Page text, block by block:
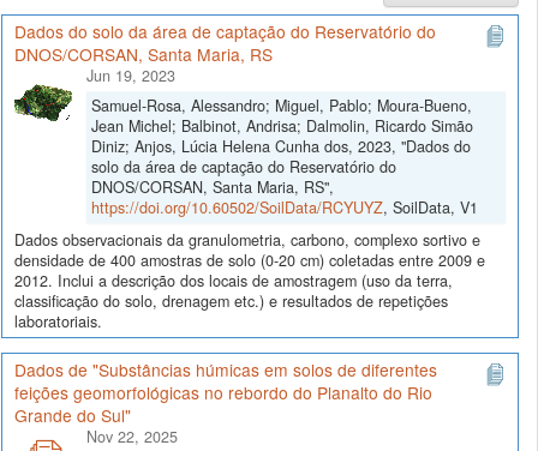
Dados do solo da área de captação do Reservatório do
DNOS/CORSAN, Santa Maria, RS
Jun 19, 2023
Samuel-Rosa, Alessandro; Miguel, Pablo; Moura-Bueno,
Jean Michel; Balbinot, Andrisa; Dalmolin, Ricardo Simão
Diniz; Anjos, Lúcia Helena Cunha dos, 2023, "Dados do
solo da área de captação do Reservatório do
DNOS/CORSAN, Santa Maria, RS",
https://doi.org/10.60502/SoilData/RCYUYZ, SoilData, V1
Dados observacionais da granulometria, carbono, complexo sortivo e
densidade de 400 amostras de solo (0-20 cm) coletadas entre 2009 e
2012. Inclui a descrição dos locais de amostragem (uso da terra,
classificação do solo, drenagem etc.) e resultados de repetições
laboratoriais.
Dados de "Substâncias húmicas em solos de diferentes
feições geomorfológicas no rebordo do Planalto do Rio
Grande do Sul"
Nov 22, 2025